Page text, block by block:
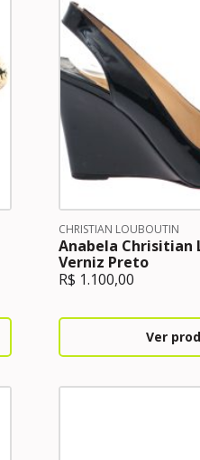
CHRISTIAN LOUBOUTIN
Anabela Chrisitian
Verniz Preto
R$ 1.100,00
Ver